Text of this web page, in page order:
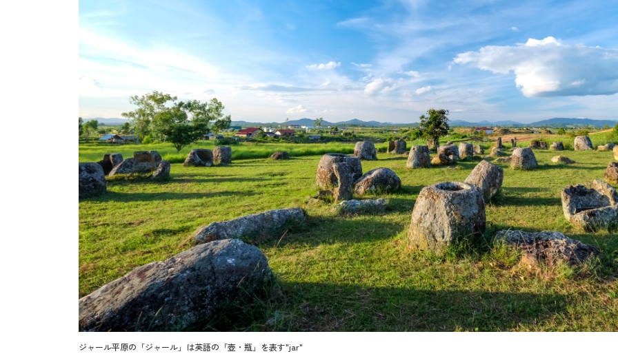
ジャール平原の「ジャール」は英語の「壺・瓶」を表す"jar"